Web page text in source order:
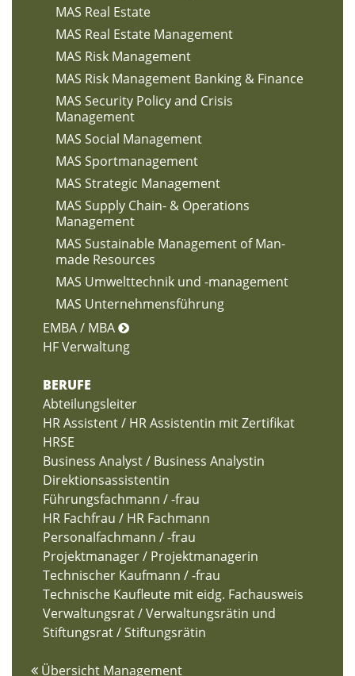
MAS Real Estate
MAS Real Estate Management
MAS Risk Management
MAS Risk Management Banking & Finance
MAS Security Policy and Crisis
Management
MAS Social Management
MAS Sportmanagement
MAS Strategic Management
MAS Supply Chain- & Operations
Management
MAS Sustainable Management of Man-
made Resources
MAS Umwelttechnik und -management
MAS Unternehmensführung
EMBA / MBA
HF Verwaltung
BERUFE
Abteilungsleiter
HR Assistent / HR Assistentin mit Zertifikat
HRSE
Business Analyst / Business Analystin
Direktionsassistentin
Führungsfachmann / -frau
HR Fachfrau / HR Fachmann
Personalfachmann / -frau
Projektmanager / Projektmanagerin
Technischer Kaufmann / -frau
Technische Kaufleute mit eidg. Fachausweis
Verwaltungsrat / Verwaltungsrätin und
Stiftungsrat / Stiftungsrätin
Übersicht Management